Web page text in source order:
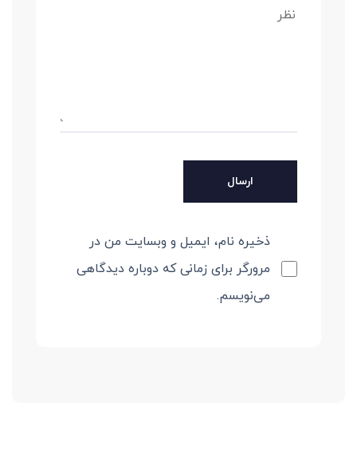
ذخیره نام، ایمیل و وبسایت من در
مرورگر برای زمانی که دوباره دیدگاهی
می‌نویسم.